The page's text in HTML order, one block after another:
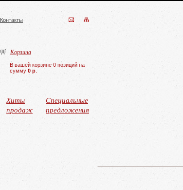
Контакты
Корзина
В вашей корзине 0 позиций на
сумму 0 р
Хиты
продаж
Специальные
предложения